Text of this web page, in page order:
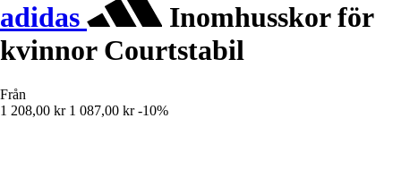
adidas
Inomhusskor för
kvinnor Courtstabil
Från
1 208,00 kr 1 087,00 kr -10%